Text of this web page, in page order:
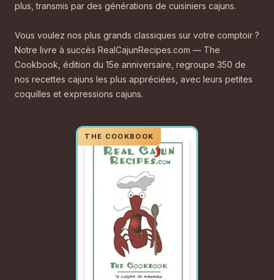
plus, transmis par des générations de cuisiniers cajuns.
Vous voulez nos plus grands classiques sur votre comptoir ?
Notre livre à succès RealCajunRecipes.com — The
Cookbook, édition du 15e anniversaire, regroupe 350 de
nos recettes cajuns les plus appréciées, avec leurs petites
coquilles et expressions cajuns.